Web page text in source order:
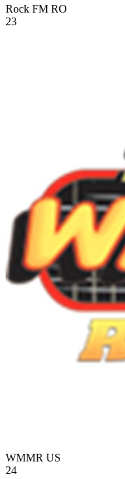
Rock FM RO
23
WMMR US
24